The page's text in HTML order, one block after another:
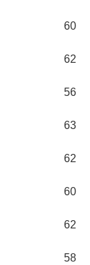
60
62
56
63
62
60
62
58